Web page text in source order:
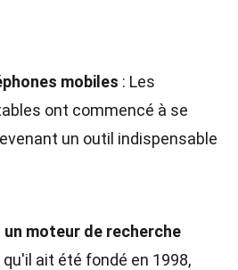
mobiles : Les
ont commencé à se
un outil indispensable
moteur de recherche
qu'il ait été fondé en 1998,